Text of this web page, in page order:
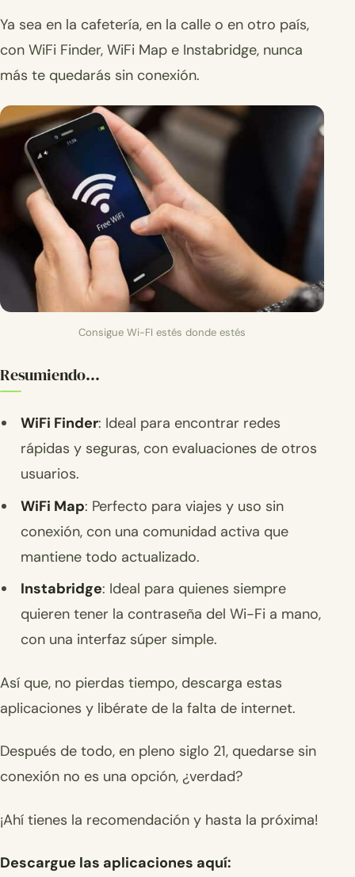
Ya sea en la cafetería, en la calle o en otro país,
con WiFi Finder, WiFi Map e Instabridge, nunca
más te quedarás sin conexión.
Consigue Wi-FI estés donde estés
Resumiendo…
WiFi Finder: Ideal para encontrar redes
rápidas y seguras, con evaluaciones de otros
usuarios.
WiFi Map: Perfecto para viajes y uso sin
conexión, con una comunidad activa que
mantiene todo actualizado.
Instabridge: Ideal para quienes siempre
quieren tener la contraseña del Wi-Fi a mano,
con una interfaz súper simple.
Así que, no pierdas tiempo, descarga estas
aplicaciones y libérate de la falta de internet.
Después de todo, en pleno siglo 21, quedarse sin
conexión no es una opción, ¿verdad?
¡Ahí tienes la recomendación y hasta la próxima!
Descargue las aplicaciones aquí: